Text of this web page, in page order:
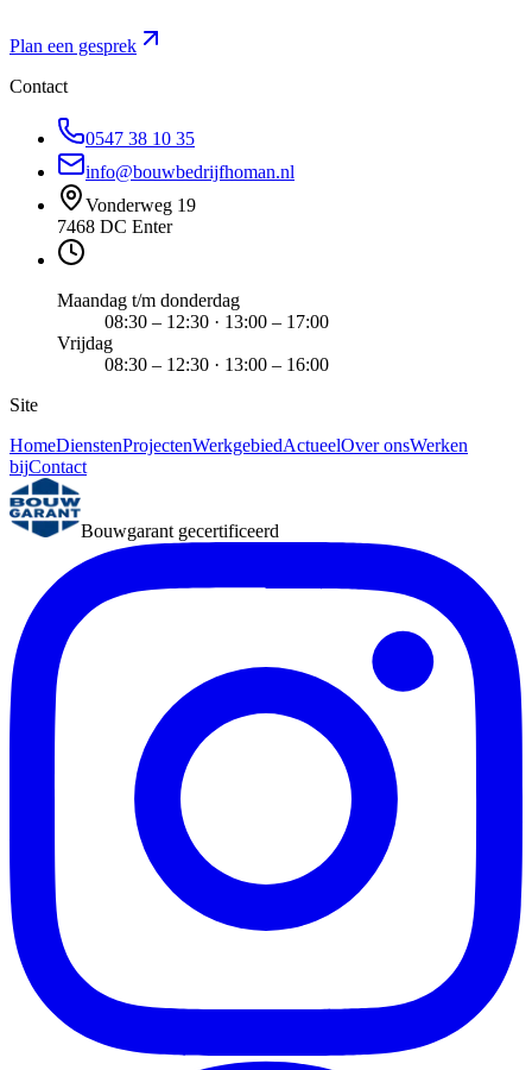
Plan een gesprek
Contact
0547 38 10 35
info@bouwbedrijfhoman.nl
Vonderweg 19
7468 DC Enter
Maandag t/m donderdag
08:30 – 12:30 · 13:00 – 17:00
Vrijdag
08:30 – 12:30 · 13:00 – 16:00
Site
HomeDienstenProjectenWerkgebiedActueelOver onsWerken
bijContact
Bouwgarant gecertificeerd